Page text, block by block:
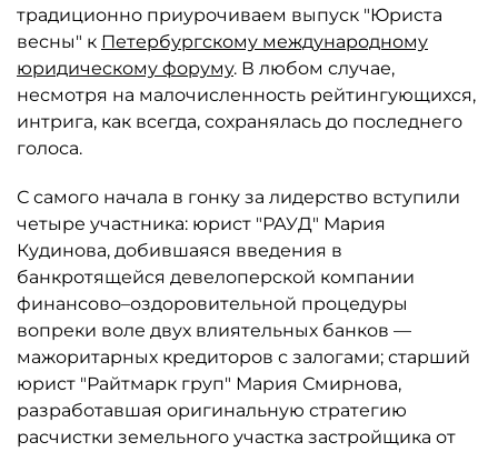
традиционно приурочиваем выпуск "Юриста
весны" к Петербургскому международному
юридическому форуму. В любом случае,
несмотря на малочисленность рейтингующихся,
интрига, как всегда, сохранялась до последнего
голоса.
С самого начала в гонку за лидерство вступили
четыре участника: юрист "РАУД" Мария
Кудинова, добившаяся введения в
банкротящейся девелоперской компании
финансово–оздоровительной процедуры
вопреки воле двух влиятельных банков —
мажоритарных кредиторов с залогами; старший
юрист "Райтмарк груп" Мария Смирнова,
разработавшая оригинальную стратегию
расчистки земельного участка застройщика от